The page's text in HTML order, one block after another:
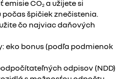
emisie CO2 a užijete si
špičiek znečistenia.
čo najviac daňových
eko bonus (podľa podmienok
odpisov (NDD)